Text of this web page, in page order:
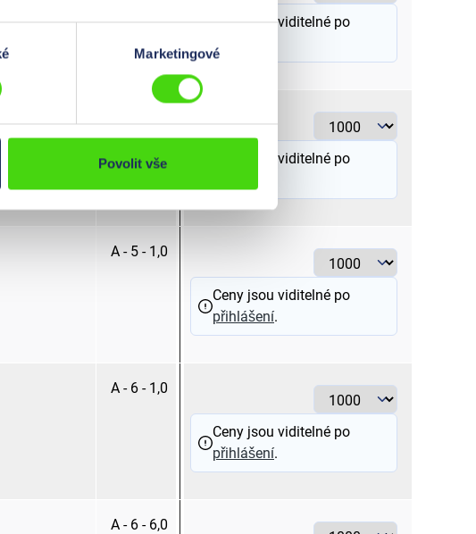
Marketingové
Povolit vše
Ceny jsou viditelné po
přihlášení
žlutá
Ceny jsou viditelné po
A - 5 - 1,0 červená
Ceny jsou viditelné po
přihlášení.
A - 6 - 1,0 červená
Ceny jsou viditelné po
přihlášení.
A - 6 - 6,0 žlutá